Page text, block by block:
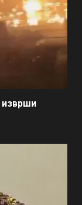
изврши